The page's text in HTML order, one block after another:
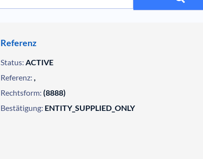
Referenz
Status: ACTIVE
Referenz: ,
Rechtsform: (8888)
Bestätigung: ENTITY_SUPPLIED_ONLY